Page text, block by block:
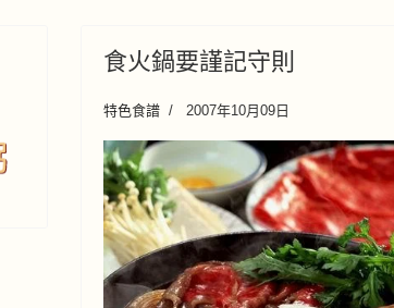
食火鍋要謹記守則
特色食譜 2007年10月09日